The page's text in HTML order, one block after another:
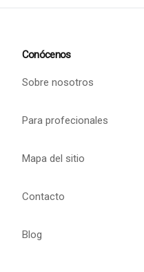
Conócenos
Sobre nosotros
Para profecionales
Mapa del sitio
Contacto
Blog